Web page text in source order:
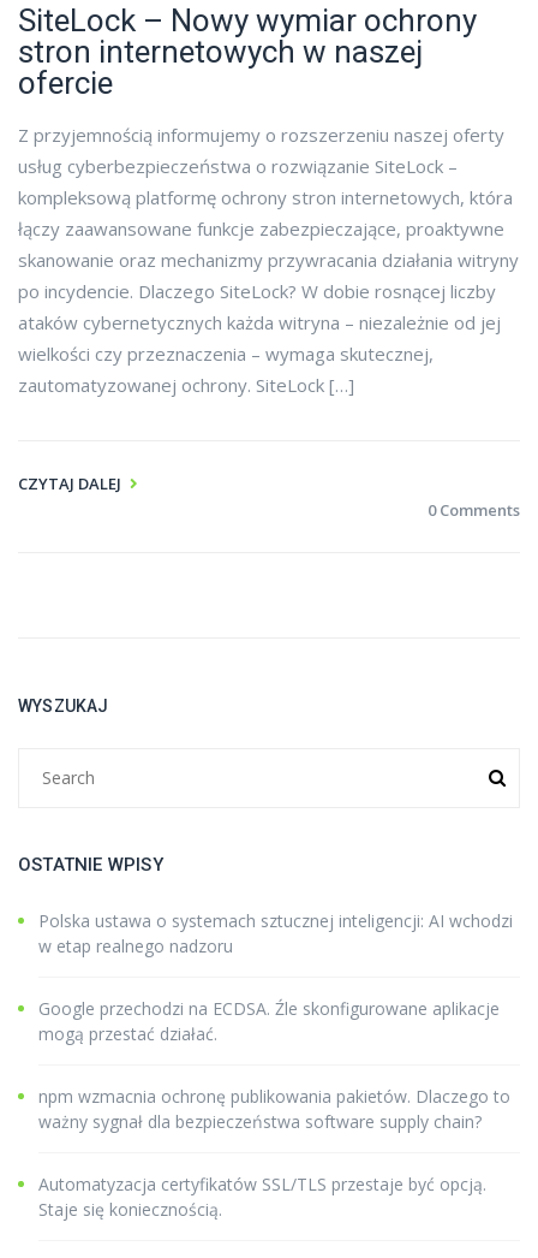
SiteLock – Nowy wymiar ochrony
stron internetowych w naszej
ofercie
Z przyjemnością informujemy o rozszerzeniu naszej oferty
usług cyberbezpieczeństwa o rozwiązanie SiteLock –
kompleksową platformę ochrony stron internetowych, która
łączy zaawansowane funkcje zabezpieczające, proaktywne
skanowanie oraz mechanizmy przywracania działania witryny
po incydencie. Dlaczego SiteLock? W dobie rosnącej liczby
ataków cybernetycznych każda witryna – niezależnie od jej
wielkości czy przeznaczenia – wymaga skutecznej,
zautomatyzowanej ochrony. SiteLock […]
CZYTAJ DALEJ
0 Comments
WYSZUKAJ
OSTATNIE WPISY
Polska ustawa o systemach sztucznej inteligencji: AI wchodzi
w etap realnego nadzoru
Google przechodzi na ECDSA. Źle skonfigurowane aplikacje
mogą przestać działać.
npm wzmacnia ochronę publikowania pakietów. Dlaczego to
ważny sygnał dla bezpieczeństwa software supply chain?
Automatyzacja certyfikatów SSL/TLS przestaje być opcją.
Staje się koniecznością.